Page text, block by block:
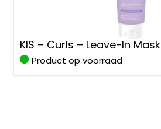
KIS – Curls – Leave-In Mask
Product op voorraad